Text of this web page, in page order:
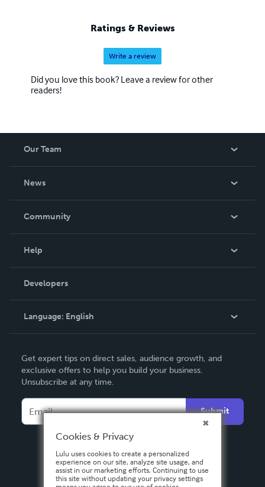
Ratings & Reviews
Write a review
Did you love this book? Leave a review for other
readers!
Our Team
News
In The News
Community
Podcast
Help
Order Lookup
Knowledge Base
Contact Support
Developers
Language: English
Deutsch
Français
Español
Get expert tips on direct sales, audience growth, and
exclusive offers to help you build your business.
Unsubscribe at any time.
Submit
Cookies & Privacy
Lulu uses cookies to create a personalized
experience on our site, analyze site usage, and
assist in our marketing efforts. Continuing to use
this site without updating your privacy settings